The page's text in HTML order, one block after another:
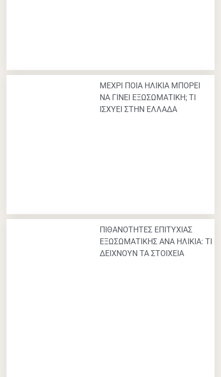
ΜΕΧΡΙ ΠΟΙΑ ΗΛΙΚΙΑ ΜΠΟΡΕΙ
ΝΑ ΓΙΝΕΙ ΕΞΩΣΩΜΑΤΙΚΗ; ΤΙ
ΙΣΧΥΕΙ ΣΤΗΝ ΕΛΛΑΔΑ
ΠΙΘΑΝΟΤΗΤΕΣ ΕΠΙΤΥΧΙΑΣ
ΕΞΩΣΩΜΑΤΙΚΗΣ ΑΝΑ ΗΛΙΚΙΑ: ΤΙ
ΔΕΙΧΝΟΥΝ ΤΑ ΣΤΟΙΧΕΙΑ